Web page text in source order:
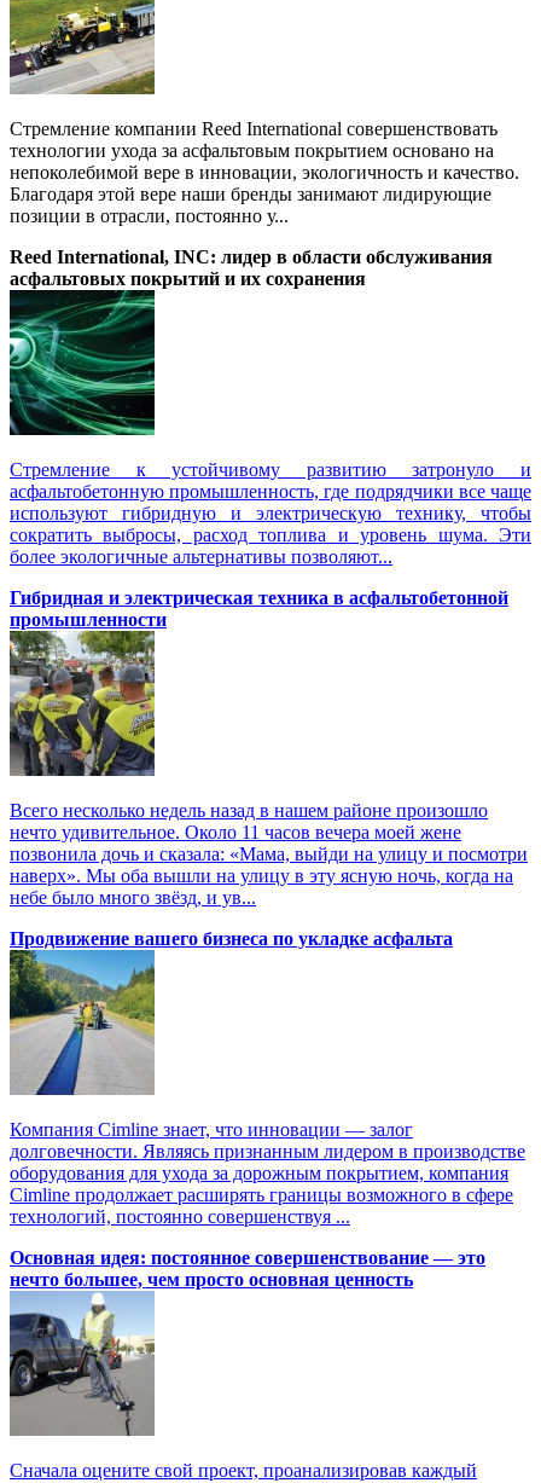
Стремление компании Reed International совершенствовать
технологии ухода за асфальтовым покрытием основано на
непоколебимой вере в инновации, экологичность и качество.
Благодаря этой вере наши бренды занимают лидирующие
позиции в отрасли, постоянно у...
Reed International, INC: лидер в области обслуживания
асфальтовых покрытий и их сохранения
Стремление к устойчивому развитию затронуло и
асфальтобетонную промышленность, где подрядчики все чаще
используют гибридную и электрическую технику, чтобы
сократить выбросы, расход топлива и уровень шума. Эти
более экологичные альтернативы позволяют...
Гибридная и электрическая техника в асфальтобетонной
промышленности
Всего несколько недель назад в нашем районе произошло
нечто удивительное. Около 11 часов вечера моей жене
позвонила дочь и сказала: «Мама, выйди на улицу и посмотри
наверх». Мы оба вышли на улицу в эту ясную ночь, когда на
небе было много звёзд, и ув...
Продвижение вашего бизнеса по укладке асфальта
Компания Cimline знает, что инновации — залог
долговечности. Являясь признанным лидером в производстве
оборудования для ухода за дорожным покрытием, компания
Cimline продолжает расширять границы возможного в сфере
технологий, постоянно совершенствуя ...
Основная идея: постоянное совершенствование — это
нечто большее, чем просто основная ценность
Сначала оцените свой проект, проанализировав каждый